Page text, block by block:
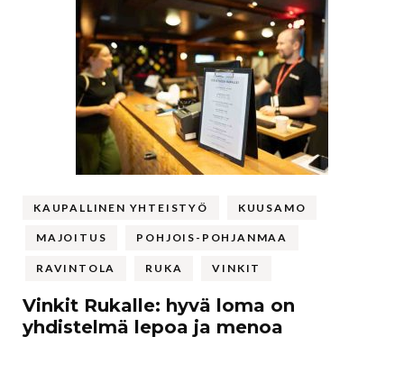
KAUPALLINEN YHTEISTYÖ KUUSAMO
MAJOITUS POHJOIS-POHJANMAA
RAVINTOLA RUKA VINKIT
Vinkit Rukalle: hyvä loma on
yhdistelmä lepoa ja menoa